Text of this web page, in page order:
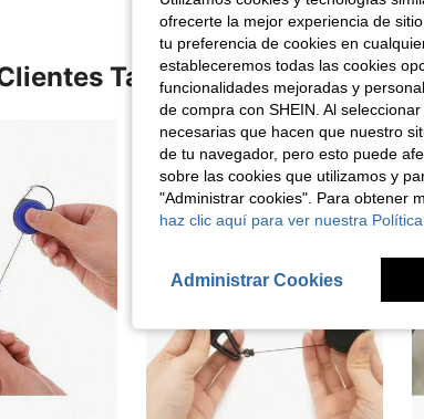
También Vieron
ofrecerte la mejor experiencia de
tu preferencia de cookies en
estableceremos todas las cookies
funcionalidades mejoradas y
de compra con SHEIN. Al
necesarias que hacen que nuestro
de tu navegador, pero esto puede
sobre las cookies que utilizamos y
"Administrar cookies". Para obtener
haz clic aquí para ver nuestra Política
Administrar Cookies